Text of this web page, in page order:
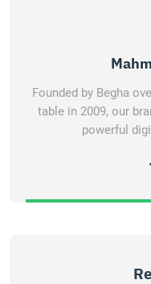
Founded by Begha
table in 2009, our
powerful